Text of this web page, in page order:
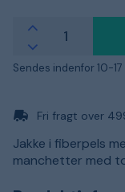
Sendes indenfor 10-
Fri fragt over
Jakke i fiberpels
manchetter med